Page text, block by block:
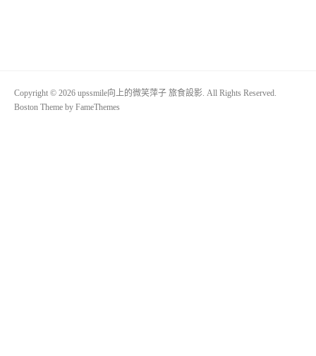
Copyright © 2026 upssmile向上的微笑萍子 旅食設影. All Rights Reserved.
Boston Theme by FameThemes